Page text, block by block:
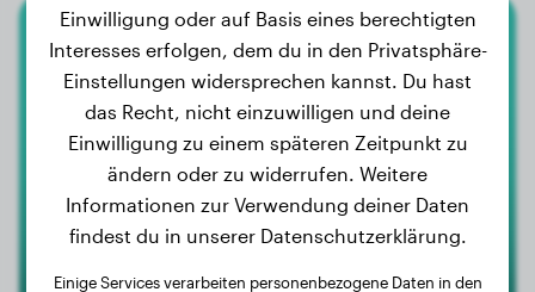
Golden Retriever
Ellie
Einwilligung oder auf Basis eines berechtigten
Interesses erfolgen, dem du in den Privatsphäre-
Einstellungen widersprechen kannst. Du hast
das Recht, nicht einzuwilligen und deine
Einwilligung zu einem späteren Zeitpunkt zu
ändern oder zu widerrufen. Weitere
Informationen zur Verwendung deiner Daten
findest du in unserer Datenschutzerklärung.
Einige Services verarbeiten personenbezogene Daten in den